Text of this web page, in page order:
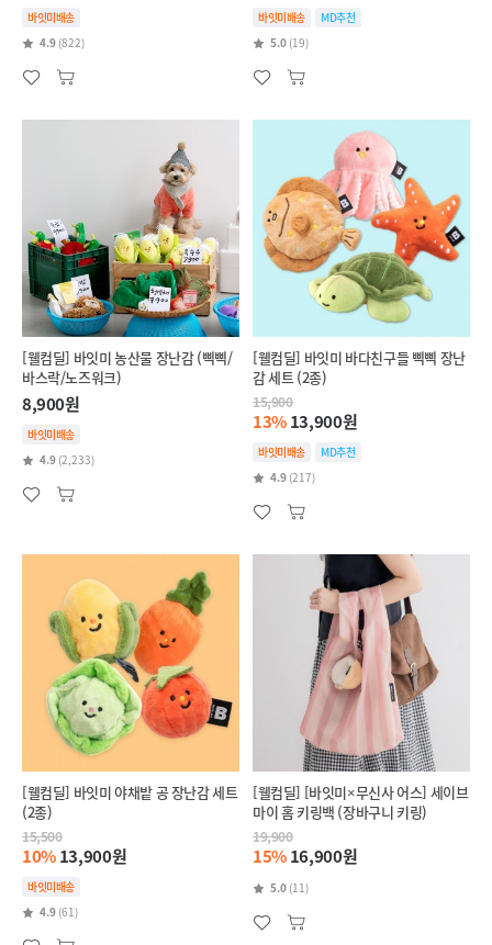
바잇미배송
4.9 (822)
바잇미배송
MD추천
5.0 (19)
[웰컴딜] 바잇미 농산물 장난감 (삑삑/
바스락/노즈워크)
8,900원
바잇미배송
4.9 (2,233)
[웰컴딜] 바잇미 바다친구들 삑삑 장난
감 세트 (2종)
15,900
13%13,900원
바잇미배송
MD추천
4.9 (217)
[웰컴딜] 바잇미 야채밭 공 장난감 세트
(2종)
15,500
10%13,900원
바잇미배송
4.9 (61)
[웰컴딜] [바잇미×무신사 어스] 세이브
마이 홈 키링백 (장바구니 키링)
19,900
15%16,900원
5.0 (11)